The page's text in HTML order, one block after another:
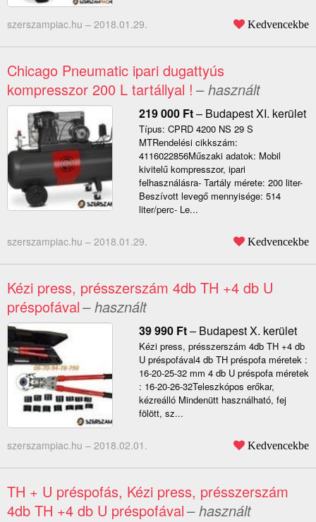
szerszampiac.hu – 2018.01.29. Kedvencekbe
Chicago Pneumatic ipari dugattyús
kompresszor 200 L tartállyal ! – használt
219 000 Ft– Budapest XI. kerület
Típus: CPRD 4200 NS 29 S
MTRendelési cikkszám:
4116022856Műszaki adatok: Mobil
kivitelű kompresszor, ipari
felhasználásra- Tartály mérete: 200 liter-
Beszívott levegő mennyisége: 514
liter/perc- Le...
szerszampiac.hu – 2018.01.29. Kedvencekbe
Kézi press, présszerszám 4db TH +4 db U
préspofával– használt
39 990 Ft– Budapest X. kerület
Kézi press, présszerszám 4db TH +4 db
U préspofával4 db TH préspofa méretek :
16-20-25-32 mm 4 db U préspofa méretek
: 16-20-26-32Teleszkópos erőkar,
kézreálló Mindenütt használható, fej
fölött, sz...
szerszampiac.hu – 2018.02.01. Kedvencekbe
TH + U préspofás, Kézi press, présszerszám
4db TH +4 db U préspofával– használt